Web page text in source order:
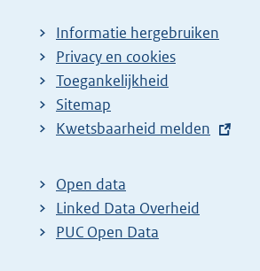
Informatie hergebruiken
Privacy en cookies
Toegankelijkheid
Sitemap
E
t
e
r
Kwetsbaarheid melden
Open data
Linked Data Overheid
PUC Open Data